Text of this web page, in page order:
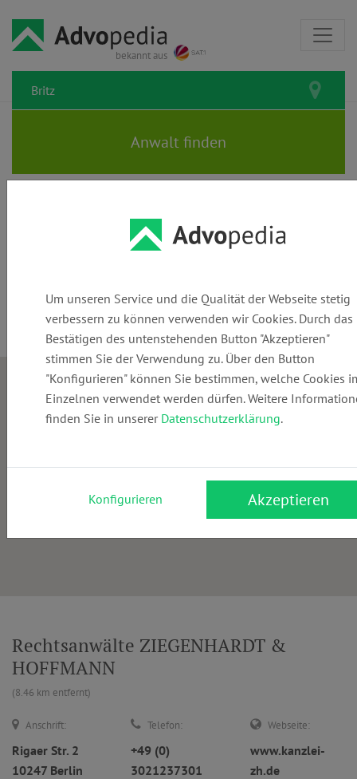
bekannt aus
Rechtsanwälte und Kanzleien in
finden
Rechtsanwälte ZIEGENHARDT &
HOFFMANN
(8.46 km entfernt)
Anschrift:
Rigaer Str. 2
10247 Berlin
Telefon:
+49 (0)
3021237301
Webseite:
www.kanzlei-
zh.de
Um unseren Service und die Qualität der Webseite stetig
verbessern zu können verwenden wir Cookies. Durch das
Bestätigen des untenstehenden Button "Akzeptieren"
stimmen Sie der Verwendung zu. Über den Button
"Konfigurieren" können Sie bestimmen, welche Cookies
Einzelnen verwendet werden dürfen. Weitere
finden Sie in unserer Datenschutzerklärung.
Konfigurieren Akzeptieren